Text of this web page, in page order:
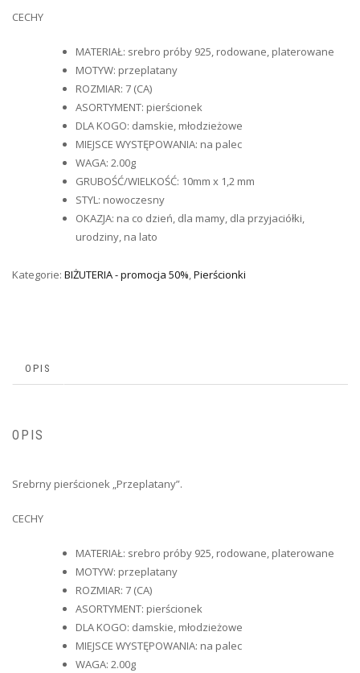
CECHY
MATERIAŁ: srebro próby 925, rodowane, platerowane
MOTYW: przeplatany
ROZMIAR: 7 (CA)
ASORTYMENT: pierścionek
DLA KOGO: damskie, młodzieżowe
MIEJSCE WYSTĘPOWANIA: na palec
WAGA: 2.00g
GRUBOŚĆ/WIELKOŚĆ: 10mm x 1,2 mm
STYL: nowoczesny
OKAZJA: na co dzień, dla mamy, dla przyjaciółki,
urodziny, na lato
Kategorie: BIŻUTERIA - promocja 50%,Pierścionki
OPIS
OPIS
Srebrny pierścionek „Przeplatany”.
CECHY
MATERIAŁ: srebro próby 925, rodowane, platerowane
MOTYW: przeplatany
ROZMIAR: 7 (CA)
ASORTYMENT: pierścionek
DLA KOGO: damskie, młodzieżowe
MIEJSCE WYSTĘPOWANIA: na palec
WAGA: 2.00g